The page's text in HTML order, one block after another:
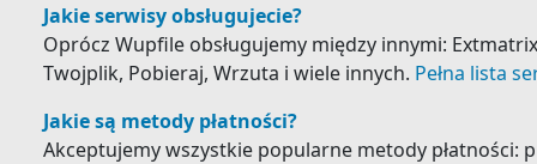
Jakie serwisy obsługujecie?
Oprócz Wupfile obsługujemy między innymi:
Twojplik, Pobieraj, Wrzuta i wiele innych. Pełna lista
Jakie są metody płatności?
Akceptujemy wszystkie popularne metody płatności: